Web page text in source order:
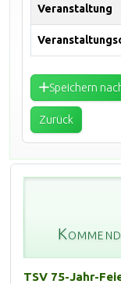
Veranstaltung
Speichern
Zurück
TSV 75-Jahr-